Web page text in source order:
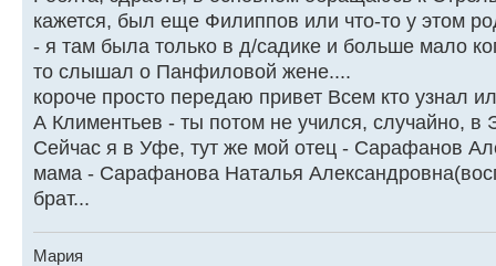
кажется, был еще Филиппов или что-то у этом
- я там была только в д/садике и больше мало
то слышал о Панфиловой жене....
короче просто передаю привет Всем кто узнал
А Климентьев - ты потом не учился, случайно, в
Сейчас я в Уфе, тут же мой отец - Сарафанов
мама - Сарафанова Наталья
брат...
Мария